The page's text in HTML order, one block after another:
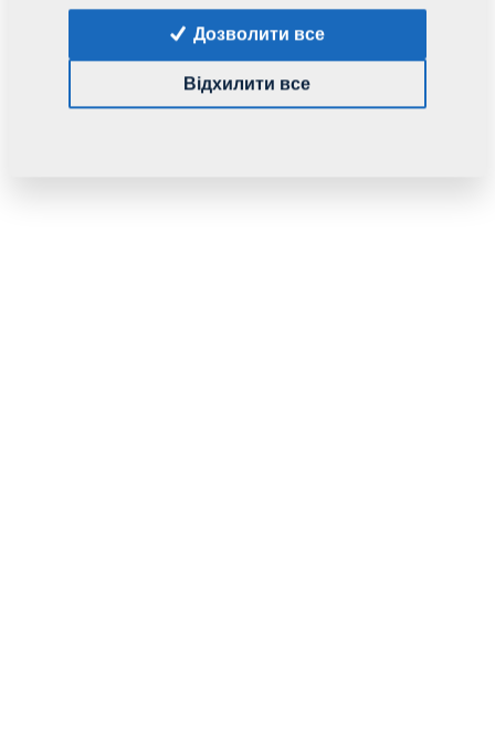
наступного обладнання:Дозволити все
Відхилити все